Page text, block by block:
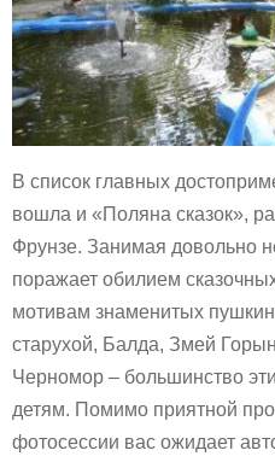
В список главных
вошла и «Поляна сказок»,
Фрунзе. Занимая довольно
поражает обилием
мотивам знаменитых
старухой, Балда, Змей
Черномор – большинство
детям. Помимо приятной
фотосессии вас ожидает